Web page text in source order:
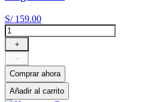
S/ 159.00
＋
－
Comprar ahora
Añadir al carrito